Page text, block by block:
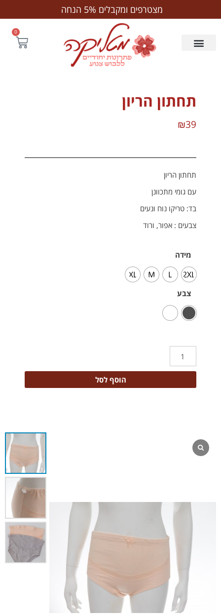
מצטרפים ומקבלים 5% הנחה
0
תחתון הריון
₪39
תחתון הריון
עם גומי מתכוונן
בד: טריקו נוח ונעים
צבעים : אפור, ורוד
מידה
2XL
L
M
XL
צבע
הוסף לסל